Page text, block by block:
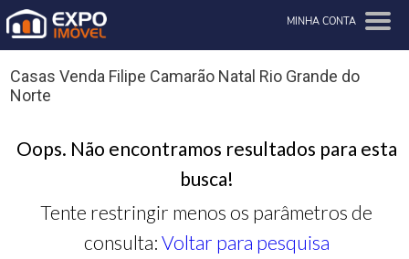
MINHA CONTA
Casas Venda Filipe Camarão Natal Rio Grande do
Norte
Oops. Não encontramos resultados para esta
busca!
Tente restringir menos os parâmetros de
consulta: Voltar para pesquisa